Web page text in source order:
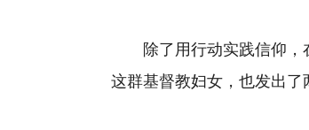
除了用行动实践信仰
这群基督教妇女，也发出了